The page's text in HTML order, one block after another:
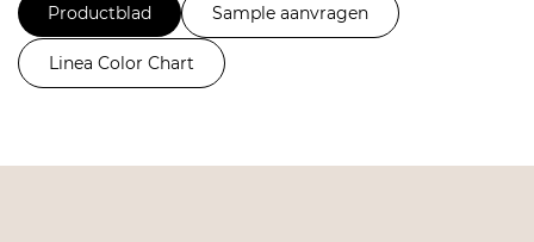
Productblad Sample aanvragen
Linea Color Chart